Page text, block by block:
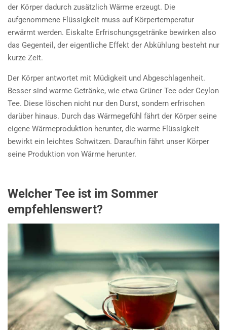
der Körper dadurch zusätzlich Wärme erzeugt. Die
aufgenommene Flüssigkeit muss auf Körpertemperatur
erwärmt werden. Eiskalte Erfrischungsgetränke bewirken also
das Gegenteil, der eigentliche Effekt der Abkühlung besteht nur
kurze Zeit.
Der Körper antwortet mit Müdigkeit und Abgeschlagenheit.
Besser sind warme Getränke, wie etwa Grüner Tee oder Ceylon
Tee. Diese löschen nicht nur den Durst, sondern erfrischen
darüber hinaus. Durch das Wärmegefühl fährt der Körper seine
eigene Wärmeproduktion herunter, die warme Flüssigkeit
bewirkt ein leichtes Schwitzen. Daraufhin fährt unser Körper
seine Produktion von Wärme herunter.
Welcher Tee ist im Sommer
empfehlenswert?